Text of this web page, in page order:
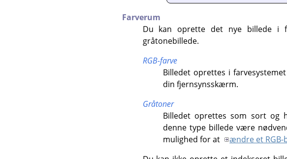
Farverum
Du kan oprette det nye billede i
gråtonebillede.
RGB-farve
Billedet oprettes i
din fjernsynsskærm.
Gråtoner
Billedet oprettes som sort og
denne type billede være
mulighed for at
ændre et